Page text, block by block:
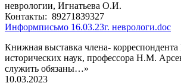
неврологии, Игнатьева О.И.
Контакты: 89271839327
Информписьмо 16.03.23г. неврологи.doc
Книжная выставка члена-
исторических наук, профессора Н.М.
служить обязаны…»
10.03.2023